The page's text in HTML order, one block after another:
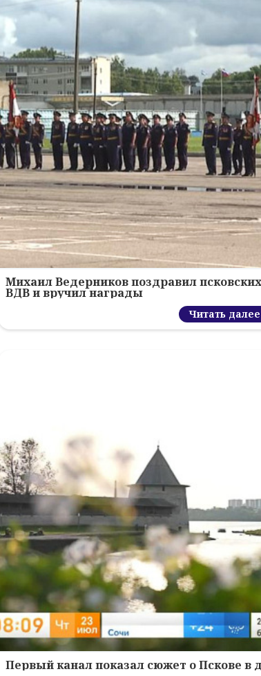
Михаил Ведерников поздравил
ВДВ и вручил награды
Читать далее
Первый канал показал сюжет о Пскове в